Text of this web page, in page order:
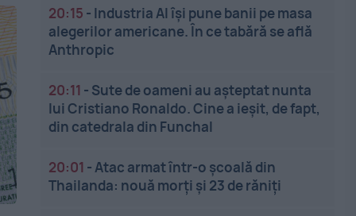
20:15 - Industria AI își pune banii pe masa
alegerilor americane. În ce tabără se află
Anthropic
20:11 - Sute de oameni au așteptat nunta
lui Cristiano Ronaldo. Cine a ieșit, de fapt,
din catedrala din Funchal
20:01 -Atac armat într-o școală din
Thailanda: nouă morți și 23 de răniți